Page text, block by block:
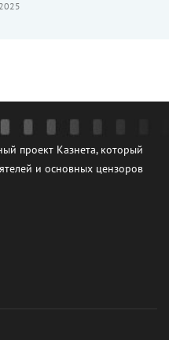
проект Казнета, который
и основных цензоров